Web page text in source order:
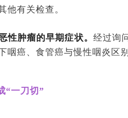
他有关检查。
性肿瘤的早期症状。 经过询
咽癌、食管癌与慢性咽炎区别
“一刀切”